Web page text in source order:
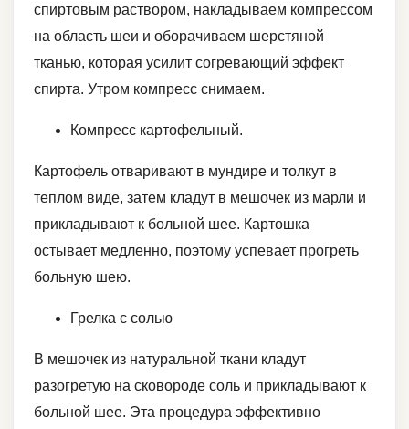
спиртовым раствором, накладываем компрессом
на область шеи и оборачиваем шерстяной
тканью, которая усилит согревающий эффект
спирта. Утром компресс снимаем.
Компресс картофельный.
Картофель отваривают в мундире и толкут в
теплом виде, затем кладут в мешочек из марли и
прикладывают к больной шее. Картошка
остывает медленно, поэтому успевает прогреть
больную шею.
Грелка с солью
В мешочек из натуральной ткани кладут
разогретую на сковороде соль и прикладывают к
больной шее. Эта процедура эффективно